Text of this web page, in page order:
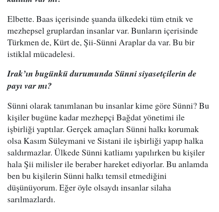
Elbette. Baas içerisinde şuanda ülkedeki tüm etnik ve
mezhepsel gruplardan insanlar var. Bunların içerisinde
Türkmen de, Kürt de, Şii-Sünni Araplar da var. Bu bir
istiklal mücadelesi.
Irak’ın bugünkü durumunda Sünni siyasetçilerin de
payı var mı?
Sünni olarak tanımlanan bu insanlar kime göre Sünni? Bu
kişiler bugüne kadar mezhepçi Bağdat yönetimi ile
işbirliği yaptılar. Gerçek amaçları Sünni halkı korumak
olsa Kasım Süleymani ve Sistani ile işbirliği yapıp halka
saldırmazlar. Ülkede Sünni katliamı yapılırken bu kişiler
hala Şii milisler ile beraber hareket ediyorlar. Bu anlamda
ben bu kişilerin Sünni halkı temsil etmediğini
düşünüyorum. Eğer öyle olsaydı insanlar silaha
sarılmazlardı.